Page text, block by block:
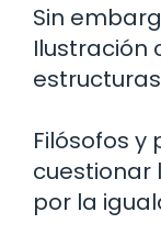
Sin
Ilustración
Filósofos
cuestionar
por la